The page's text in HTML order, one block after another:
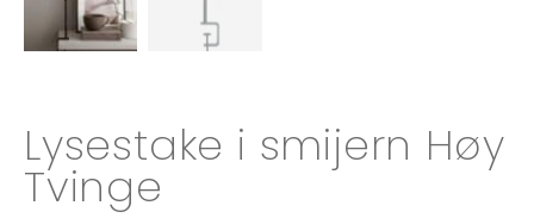
Lysestake i smijern Høy
Tvinge